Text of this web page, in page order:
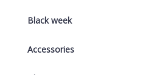
Black week
Accessories